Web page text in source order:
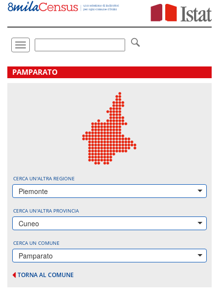
Vai
direttamente
Toggle
navigation
.
PAMPARATO
CERCA UN'ALTRA REGIONE
Piemonte
CERCA UN'ALTRA PROVINCIA
Cuneo
CERCA UN COMUNE
Pamparato
TORNA AL COMUNE